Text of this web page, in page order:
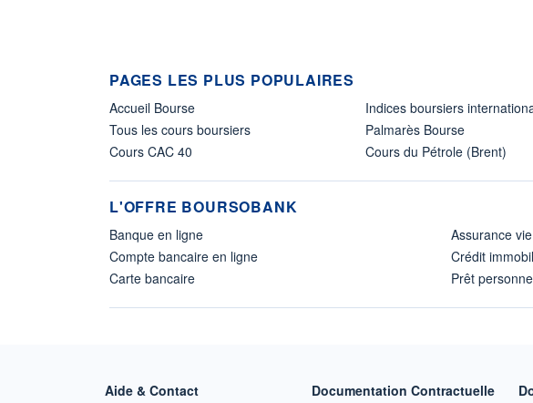
PAGES LES PLUS POPULAIRES
Accueil Bourse
Tous les cours boursiers
Cours CAC 40
Indices boursiers
Palmarès Bourse
Cours du Pétrole (Brent)
L'OFFRE BOURSOBANK
Banque en ligne
Compte bancaire en ligne
Carte bancaire
Assurance vie
Crédit
Prêt
Aide & Contact Documentation Contractuelle